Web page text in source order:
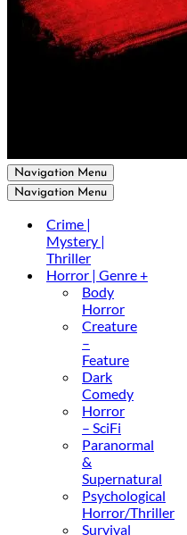
Navigation Menu
Navigation Menu
Crime |
Mystery |
Thriller
Horror | Genre +
Body
Horror
Creature
–
Feature
Dark
Comedy
Horror
– SciFi
Paranormal
&
Supernatural
Psychological
Horror/Thriller
Survival